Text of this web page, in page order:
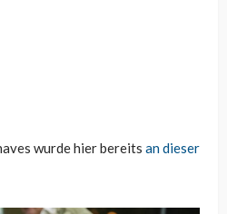
wurde hier bereits an dieser